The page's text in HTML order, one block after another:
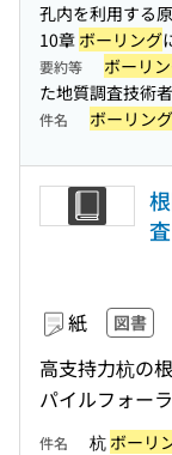
孔内を利用する
10章 ボーリング
要約等 ボーリ
た地質調査技術
件名 ボーリング
紙 図書
高支持力杭の
パイルフォー
件名 杭 ボーリ